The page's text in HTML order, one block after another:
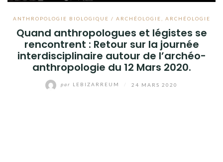
ANTHROPOLOGIE BIOLOGIQUE / ARCHÉOLOGIE ARCHÉOLOGIE
Quand anthropologues et légistes se
rencontrent : Retour sur la journée
interdisciplinaire autour de l’archéo-
anthropologie du 12 Mars 2020.
par LEBIZARREUM 24 MARS 2020